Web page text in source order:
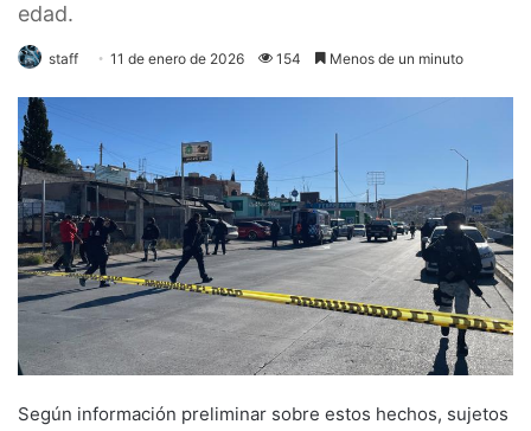
edad.
staff 11 de enero de 2026 154 Menos de un minuto
Según información preliminar sobre estos hechos, sujetos